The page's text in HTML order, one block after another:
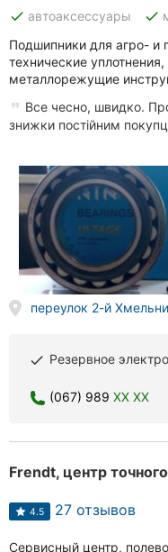
Рестораны
Все
рубрики
Все
города:
Винница
Житомир
Хмельницкий
Ровно
Кропивницкий
Киев
done автоаксессуары done
Подшипники для агро- и
технические
металлорежущие
Все чесно, швидко.
знижки постійним
переулок 2-й
done Резервное
(067) 989 XX XX
Frendt, центр
4.5 27 отзывов
Сервисный центр,